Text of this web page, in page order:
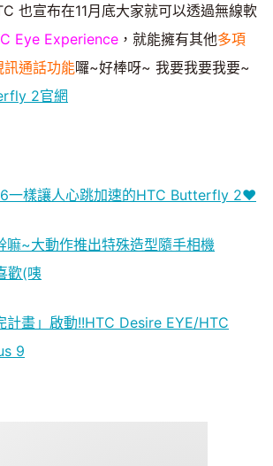
也宣布在11月底大家就可以透過無線軟
Eye Experience ，就能擁有其他多項
訊通話功能囉~好棒呀~ 我要我要我要~
2官網
一樣讓人心跳加速的HTC Butterfly 2♥
~大動作推出特殊造型隨手相機
歡(咦
計畫」啟動!!HTC Desire EYE/HTC
9